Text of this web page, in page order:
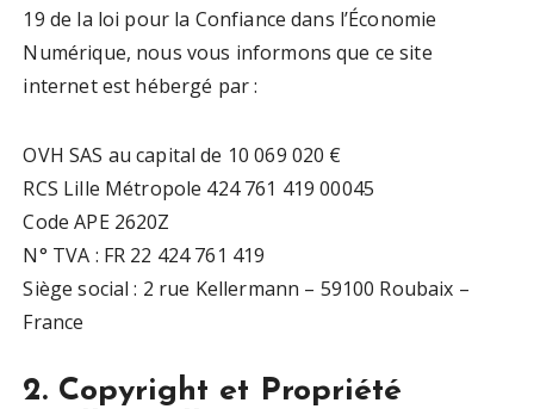
19 de la loi pour la Confiance dans l’Économie
Numérique, nous vous informons que ce site
internet est hébergé par :
OVH SAS au capital de 10 069 020 €
RCS Lille Métropole 424 761 419 00045
Code APE 2620Z
N° TVA : FR 22 424 761 419
Siège social : 2 rue Kellermann – 59100 Roubaix –
France
2. Copyright et Propriété